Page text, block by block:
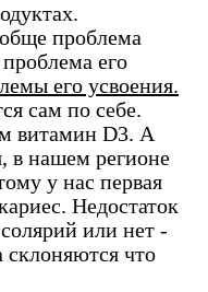
проблема
его
его усвоения.
сам по себе.
витамин D3. А
в нашем регионе
у нас первая
Недостаток
или нет -
что